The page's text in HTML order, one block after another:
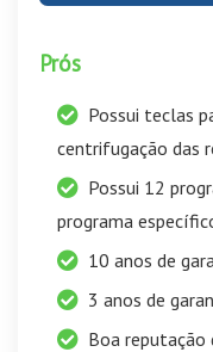
Prós
Possui teclas
centrifugação das
Possui 12
programa
10 anos de
3 anos de
Boa reputação